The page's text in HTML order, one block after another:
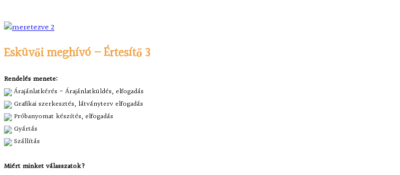
Esküvői meghívó – Értesítő 3
Rendelés menete:
Árajánlatkérés - Árajánlatküldés, elfogadás
Grafikai szerkesztés, látványterv elfogadás
Próbanyomat készítés, elfogadás
Gyártás
Szállítás
Miért minket válasszatok?